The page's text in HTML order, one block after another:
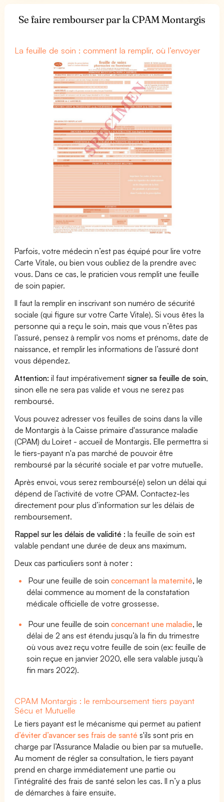
Se faire rembourser par la CPAM Montargis
La feuille de soin : comment la remplir, où l’envoyer
Parfois, votre médecin n’est pas équipé pour lire votre
Carte Vitale, ou bien vous oubliez de la prendre avec
vous. Dans ce cas, le praticien vous remplit une feuille
de soin papier.
Il faut la remplir en inscrivant son numéro de sécurité
sociale (qui figure sur votre Carte Vitale). Si vous êtes la
personne qui a reçu le soin, mais que vous n’êtes pas
l’assuré, pensez à remplir vos noms et prénoms, date de
naissance, et remplir les informations de l’assuré dont
vous dépendez.
Attention: il faut impérativementsigner sa feuille de soin,
sinon elle ne sera pas valide et vous ne serez pas
remboursé.
Vous pouvez adresser vos feuilles de soins dans la ville
de Montargis à la Caisse primaire d'assurance maladie
(CPAM) du Loiret - accueil de Montargis. Elle permettra si
le tiers-payant n'a pas marché de pouvoir être
remboursé par la sécurité sociale et par votre mutuelle.
Après envoi, vous serez remboursé(e) selon un délai qui
dépend de l’activité de votre CPAM. Contactez-les
directement pour plus d’information sur les délais de
remboursement.
Rappel sur les délais de validité : la feuille de soin est
valable pendant une durée de deux ans maximum.
Deux cas particuliers sont à noter :
Pour une feuille de soinconcernant la maternité, le
délai commence au moment de la constatation
médicale officielle de votre grossesse.
Pour une feuille de soinconcernant une maladie, le
délai de 2 ans est étendu jusqu’à la fin du trimestre
où vous avez reçu votre feuille de soin (ex: feuille de
soin reçue en janvier 2020, elle sera valable jusqu’à
fin mars 2022).
CPAM Montargis : le remboursement tiers payant
Sécu et Mutuelle
Le tiers payant est le mécanisme qui permet au patient
d’éviter d’avancer ses frais de santé s'ils sont pris en
charge par l’Assurance Maladie ou bien par sa mutuelle.
Au moment de régler sa consultation, le tiers payant
prend en charge immédiatement une partie ou
l’intégralité des frais de santé selon les cas. Il n’y a plus
de démarches à faire ensuite.